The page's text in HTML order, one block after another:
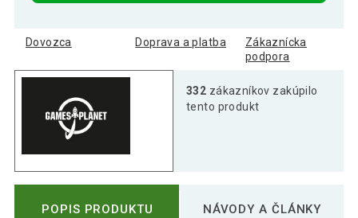
Dovozca Doprava a platba
Zákaznícka
podpora
332 zákazníkov zakúpilo
tento produkt
POPIS PRODUKTU NÁVODY A ČLÁNKY